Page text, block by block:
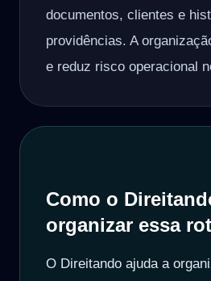
documentos, clientes e
providências. A
e reduz risco operacional
Como o
organizar essa
O Direitando ajuda a